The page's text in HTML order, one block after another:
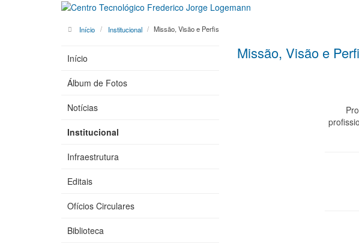
Início Institucional Missão, Visão e Perfis
Missão, Visão e
Início
Álbum de Fotos
Notícias
Institucional
Infraestrutura
Editais
Ofícios Circulares
Biblioteca